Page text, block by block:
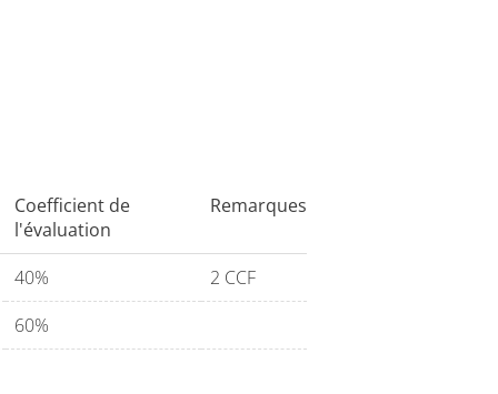
Coefficient de
l'évaluation
Remarques
40%
2 CCF
60%